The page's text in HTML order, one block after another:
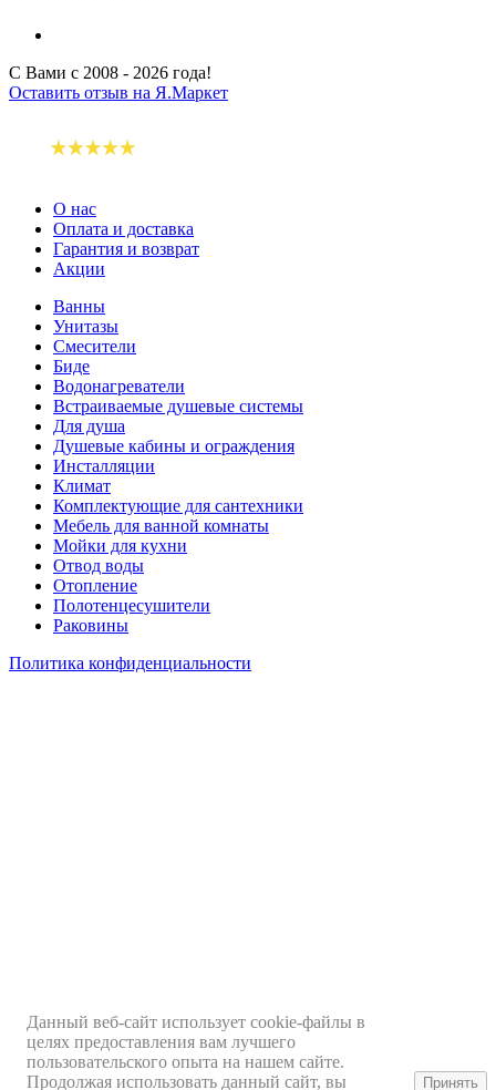
С Вами с 2008 - 2026 года!
Оставить отзыв на Я.Маркет
О нас
Оплата и доставка
Гарантия и возврат
Акции
Ванны
Унитазы
Смесители
Биде
Водонагреватели
Встраиваемые душевые системы
Для душа
Душевые кабины и ограждения
Инсталляции
Климат
Комплектующие для сантехники
Мебель для ванной комнаты
Мойки для кухни
Отвод воды
Отопление
Полотенцесушители
Раковины
Политика конфиденциальности
Заказать звонок
+7 (929) 551-70-07
Данный веб-сайт использует cookie-файлы в
целях предоставления вам лучшего
пользовательского опыта на нашем сайте.
Продолжая использовать данный сайт, вы
Принять